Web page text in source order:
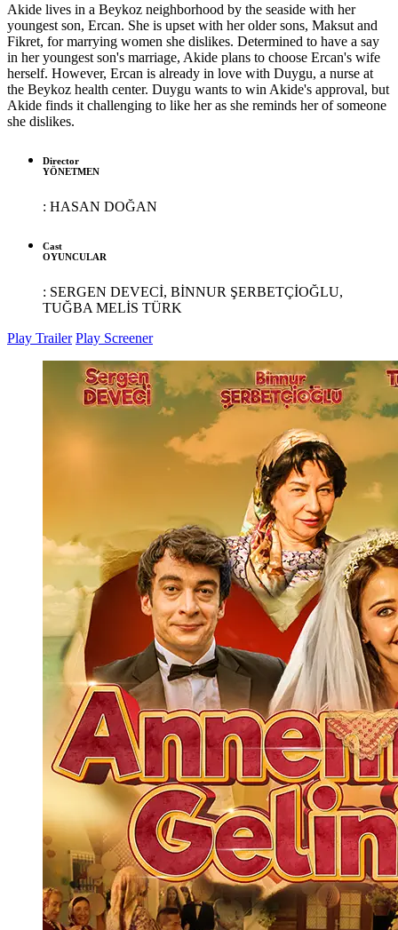
Akide lives in a Beykoz neighborhood by the seaside with her
youngest son, Ercan. She is upset with her older sons, Maksut and
Fikret, for marrying women she dislikes. Determined to have a say
in her youngest son's marriage, Akide plans to choose Ercan's wife
herself. However, Ercan is already in love with Duygu, a nurse at
the Beykoz health center. Duygu wants to win Akide's approval, but
Akide finds it challenging to like her as she reminds her of someone
she dislikes.
Director
YÖNETMEN
: HASAN DOĞAN
Cast
OYUNCULAR
: SERGEN DEVECİ, BİNNUR ŞERBETÇİOĞLU,
TUĞBA MELİS TÜRK
Play Trailer Play Screener